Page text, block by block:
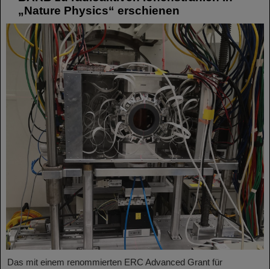
„Nature Physics“ erschienen
Das mit einem renommierten ERC Advanced Grant für